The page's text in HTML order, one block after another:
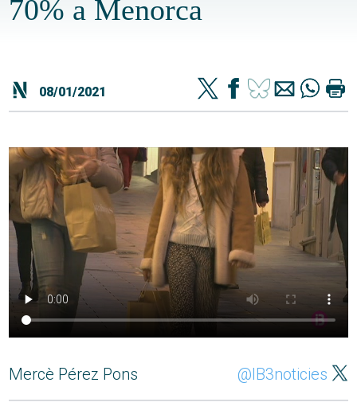
70% a Menorca
08/01/2021
Mercè Pérez Pons @IB3noticies